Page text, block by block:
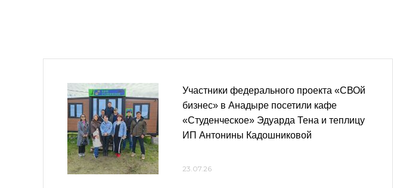
Участники федерального проекта «СВОй
бизнес» в Анадыре посетили кафе
«Студенческое» Эдуарда Тена и теплицу
ИП Антонины Кадошниковой
23.07.26